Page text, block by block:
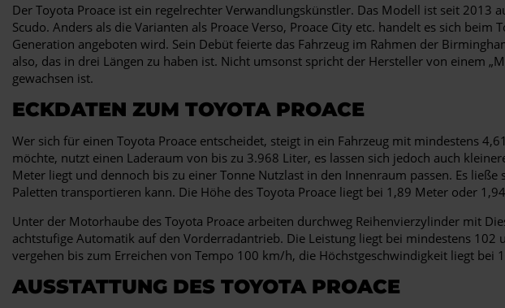
Der Toyota Proace ist ein regelrechter Verwandlungskünstler. Das Modell ist seit
Scudo. Anders als die Varianten als Proace Verso, Proace City etc. handelt es sich
Generation angeboten wird. Sein Debüt feierte das Fahrzeug im Rahmen der
also, das in drei Längen zu haben ist. Nicht umsonst spricht der Hersteller von einem
gewachsen ist.
ECKDATEN ZUM TOYOTA PROACE
Wer sich für einen Toyota Proace entscheidet, steigt in ein Fahrzeug mit mindestens
möchte, nutzt einen Laderaum von bis zu 3.968 Liter, es lassen sich jedoch auch
Meter liegt und dennoch bis zu einer Tonne Nutzlast in den Innenraum passen. Es
Paletten transportieren kann. Die Höhe des Toyota Proace liegt bei 1,89 Meter oder
Unter der Motorhaube des Toyota Proace arbeiten durchweg Reihenvierzylinder mit
achtstufige Automatik auf den Vorderradantrieb. Die Leistung liegt bei mindestens
vergehen bis zum Erreichen von Tempo 100 km/h, die Höchstgeschwindigkeit liegt bei
AUSSTATTUNG DES TOYOTA PROACE